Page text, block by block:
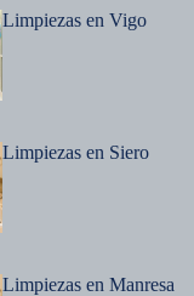
Limpiezas en Vigo
Limpiezas en Siero
Limpiezas en Manresa